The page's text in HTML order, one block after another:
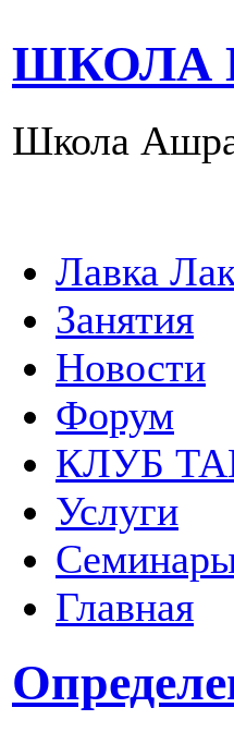
ШКОЛА
Школа
Лавка
Занятия
Новости
Форум
КЛУБ
Услуги
Главная